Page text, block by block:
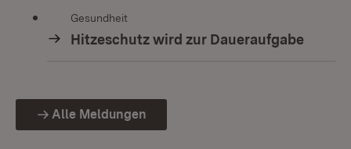
Gesundheit
Hitzeschutz wird zur Daueraufgabe
Alle Meldungen